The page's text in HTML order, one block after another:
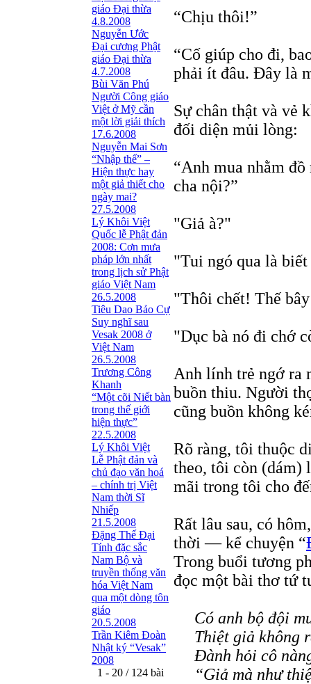
giáo Ðại thừa
4.8.2008
Nguyễn Ước
Ðại cương Phật
giáo Ðại thừa
4.7.2008
Bùi Văn Phú
Người Công giáo
Việt ở Mỹ cần
một lời giải thích
17.6.2008
Nguyễn Mai Sơn
“Nhập thế” –
Hiện thực hay
một giả thiết cho
ngày mai?
27.5.2008
Lý Khôi Việt
Quốc lễ Phật đản
2008: Cơn mưa
pháp lớn nhất
trong lịch sử Phật
giáo Việt Nam
26.5.2008
Tiêu Dao Bảo Cự
Suy nghĩ sau
Vesak 2008 ở
Việt Nam
26.5.2008
Trương Công
Khanh
“Một cõi Niết bàn
trong thế giới
hiện thực”
22.5.2008
Lý Khôi Việt
Lễ Phật đản và
chủ đạo văn hoá
– chính trị Việt
Nam thời Sĩ
Nhiếp
21.5.2008
Ðặng Thế Ðại
Tính đặc sắc
Nam Bộ và
truyền thống văn
hóa Việt Nam
qua một dòng tôn
giáo
20.5.2008
Trần Kiêm Ðoàn
Nhật ký “Vesak”
2008
1 - 20 / 124 bài
“Chịu thôi!”
“Cố giúp cho đi,
phải ít đâu. Đây là
Sự chân thật và vẻ
đối diện mủi lòng:
“Anh mua nhằm
cha nội?”
"Giả à?"
"Tui ngó qua là
"Thôi chết! Thế
"Dục bà nó đi chớ
Anh lính trẻ ngớ ra
buồn thiu. Người
cũng buồn không
Rõ ràng, tôi thuộc
theo, tôi còn (dám)
mãi trong tôi cho
Rất lâu sau, có
thời — kể chuyện “
Trong buổi tương
đọc một bài thơ tứ
Có anh bộ đội
Thiệt giả không
Đành hỏi cô
“Giả mà như